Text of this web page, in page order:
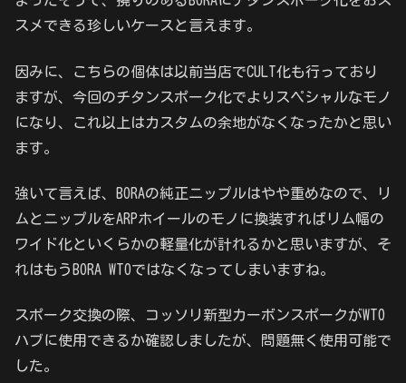
スメできる珍しいケースと言えます。
因みに、こちらの個体は以前当店でCULT化も行っており
ますが、今回のチタンスポーク化でよりスペシャルなモノ
になり、これ以上はカスタムの余地がなくなったかと思い
ます。
強いて言えば、BORAの純正ニップルはやや重めなので、リ
ムとニップルをARPホイールのモノに換装すればリム幅の
ワイド化といくらかの軽量化が計れるかと思いますが、そ
れはもうBORA WTOではなくなってしまいますね。
スポーク交換の際、コッソリ新型カーボンスポークがWTO
ハブに使用できるか確認しましたが、問題無く使用可能で
した。